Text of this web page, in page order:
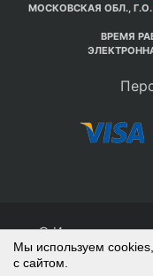
МОСКОВСКАЯ ОБЛ.,
ВРЕМЯ
© Интернет-
Политика
Мы используем
с сайтом.